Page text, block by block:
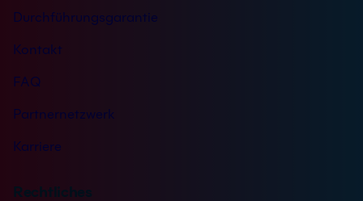
Durchführungsgarantie
Kontakt
FAQ
Partnernetzwerk
Karriere
Rechtliches